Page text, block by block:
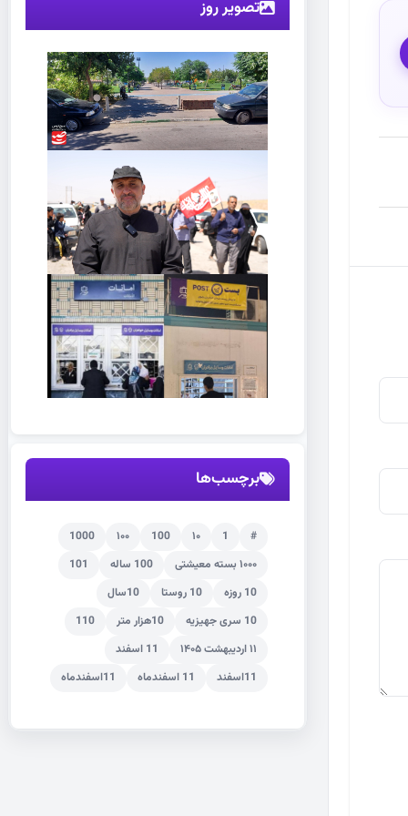
تصویر روز
برچسب‌ها
#
1 ۱۰ 100 ۱۰۰
1000
۱۰۰۰ بسته معیشتی
100 ساله
101
10 روزه
10 روستا
10سال
10 سری جهیزیه
10هزار متر
110
۱۱ اردیبهشت ۱۴۰۵
11 اسفند
11اسفند
11 اسفندماه 11اسفندماه